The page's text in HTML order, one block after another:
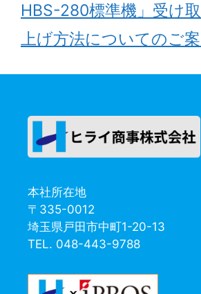
HBS-280標準機」受け
上げ方法についてのご
本社所在地
〒335-0012
埼玉県戸田市中町1-20-13
TEL. 048-443-9788